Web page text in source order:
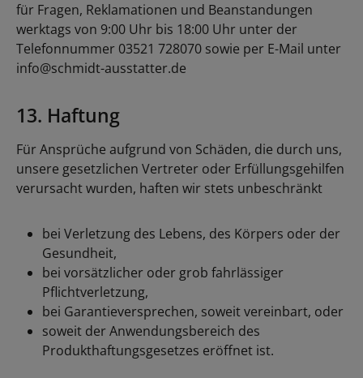
für Fragen, Reklamationen und Beanstandungen
werktags von 9:00 Uhr bis 18:00 Uhr unter der
Telefonnummer 03521 728070 sowie per E-Mail unter
info@schmidt-ausstatter.de
13. Haftung
Für Ansprüche aufgrund von Schäden, die durch uns,
unsere gesetzlichen Vertreter oder Erfüllungsgehilfen
verursacht wurden, haften wir stets unbeschränkt
bei Verletzung des Lebens, des Körpers oder der
Gesundheit,
bei vorsätzlicher oder grob fahrlässiger
Pflichtverletzung,
bei Garantieversprechen, soweit vereinbart, oder
soweit der Anwendungsbereich des
Produkthaftungsgesetzes eröffnet ist.